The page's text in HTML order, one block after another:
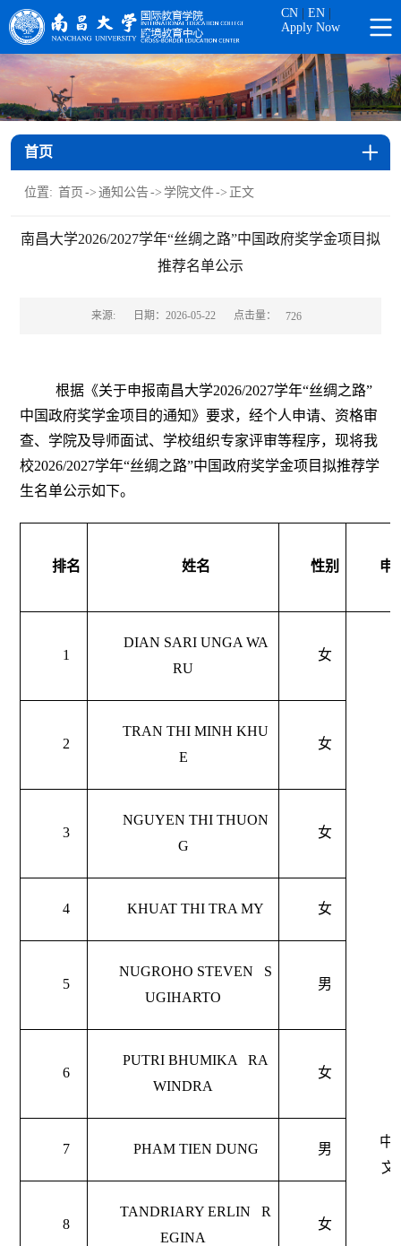
CN| EN|
Apply Now
首页
位置: 首页 -> 通知公告-> 学院文件-> 正文
南昌大学2026/2027学年“丝绸之路”中国政府奖学金项目拟
推荐名单公示
来源: 日期：2026-05-22 点击量： 726
根据《关于申报南昌大学2026/2027学年“丝绸之路”
中国政府奖学金项目的通知》要求，经个人申请、资格审
查、学院及导师面试、学校组织专家评审等程序，现将我
校2026/2027学年“丝绸之路”中国政府奖学金项目拟推荐学
生名单公示如下。
排名 姓名 性别 申
1
DIAN SARI UNGA WA
RU
女
中
文
2
TRAN THI MINH KHU
E
女
3
NGUYEN THI THUON
G
女
4 KHUAT THI TRA MY 女
5
NUGROHO STEVEN S
UGIHARTO
男
6
PUTRI BHUMIKA RA
WINDRA
女
7 PHAM TIEN DUNG 男
8
TANDRIARY ERLIN R
EGINA
女